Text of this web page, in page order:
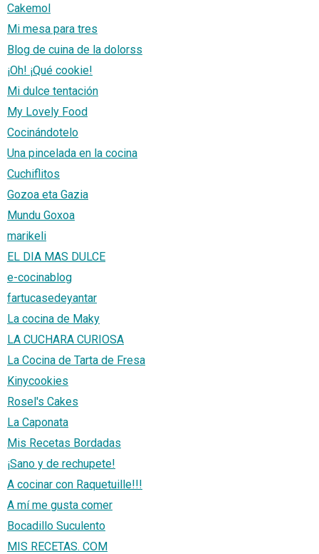
Cakemol
Mi mesa para tres
Blog de cuina de la dolorss
¡Oh! ¡Qué cookie!
Mi dulce tentación
My Lovely Food
Cocinándotelo
Una pincelada en la cocina
Cuchiflitos
Gozoa eta Gazia
Mundu Goxoa
marikeli
EL DIA MAS DULCE
e-cocinablog
fartucasedeyantar
La cocina de Maky
LA CUCHARA CURIOSA
La Cocina de Tarta de Fresa
Kinycookies
Rosel's Cakes
La Caponata
Mis Recetas Bordadas
¡Sano y de rechupete!
A cocinar con Raquetuille!!!
A mí me gusta comer
Bocadillo Suculento
MIS RECETAS. COM